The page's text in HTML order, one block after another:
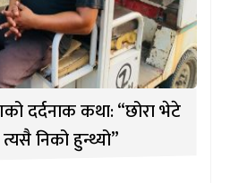
दर्दनाक कथा: “छोरा भेटे
निको हुन्थ्यो”